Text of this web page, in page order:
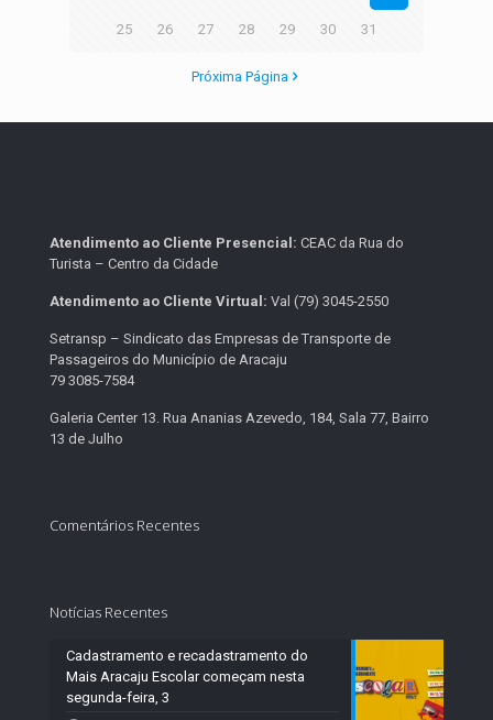
25 26 27 28 29 30 31
Próxima Página
Atendimento ao Cliente Presencial: CEAC da Rua do
Turista – Centro da Cidade
Atendimento ao Cliente Virtual: Val (79) 3045-2550
Setransp – Sindicato das Empresas de Transporte de
Passageiros do Município de Aracaju
79 3085-7584
Galeria Center 13. Rua Ananias Azevedo, 184, Sala 77, Bairro
13 de Julho
Comentários Recentes
Notícias Recentes
Cadastramento e recadastramento do
Mais Aracaju Escolar começam nesta
segunda-feira, 3